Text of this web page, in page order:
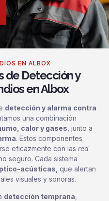
EN ALBOX
de Detección y
en Albox
detección y alarma contra
una combinación
calor y gases, junto a
. Estos componentes
eficazmente con las red
seguro. Cada sistema
acústicas, que alertan
visuales y sonoras.
detección temprana